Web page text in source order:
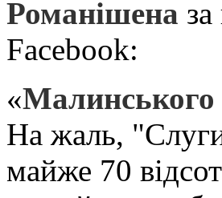
Романішена
Facebook:
«
На жаль, "Слуги
майже 70